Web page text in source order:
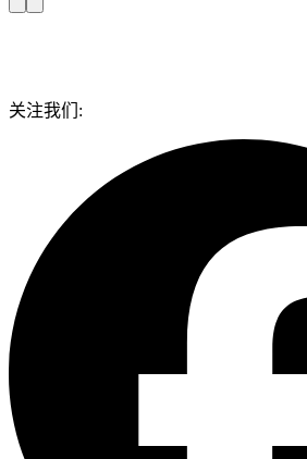
关注我们: